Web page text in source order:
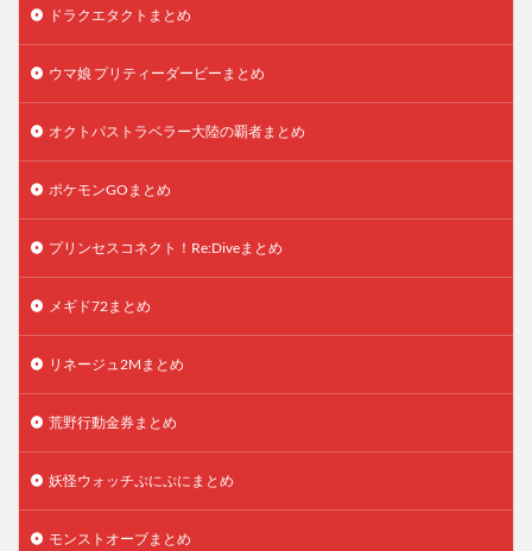
ドラクエタクトまとめ
ウマ娘 プリティーダービーまとめ
オクトパストラベラー大陸の覇者まとめ
ポケモンGOまとめ
プリンセスコネクト！Re:Diveまとめ
メギド72まとめ
リネージュ2Mまとめ
荒野行動金券まとめ
妖怪ウォッチぷにぷにまとめ
モンストオーブまとめ